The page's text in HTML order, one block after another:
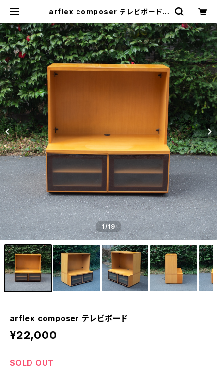
arflex composer テレビボード |
のリサイクルショップ・古着
1/19
arflex composer テレビボード
¥22,000
SOLD OUT